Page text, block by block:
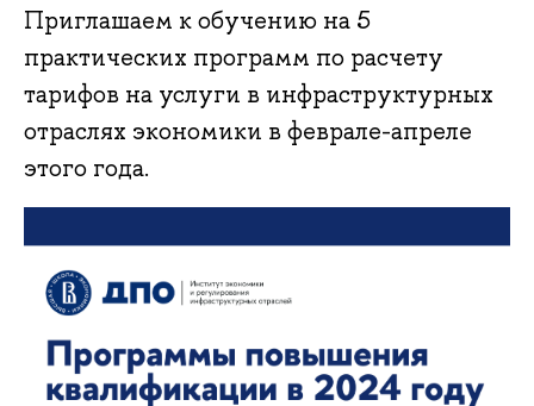
Приглашаем к обучению на 5
практических программ по расчету
тарифов на услуги в инфраструктурных
отраслях экономики в феврале-апреле
этого года.